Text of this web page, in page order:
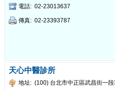
電話: 02-23013637
傳真: 02-23393787
天心中醫診所
地址: (100) 台北市中正區武昌街一